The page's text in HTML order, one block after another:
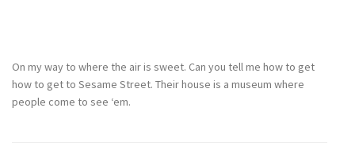
May
On my way to where the air is sweet. Can you tell me how to get
how to get to Sesame Street. Their house is a museum where
people come to see ‘em.